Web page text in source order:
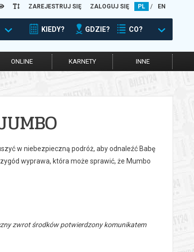
ZAREJESTRUJ SIĘ ZALOGUJ SIĘ PL / EN
KIEDY? GDZIE? CO?
ONLINE KARNETY INNE
w niebezpieczną podróż, aby odnaleźć Babę
wyprawa, która może sprawić, że Mumbo
zwrot środków potwierdzony komunikatem